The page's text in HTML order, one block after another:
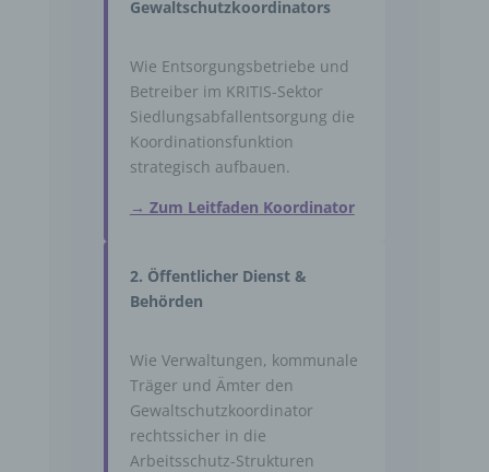
Gewaltschutzkoordinators
Wie Entsorgungsbetriebe und
Betreiber im KRITIS-Sektor
Siedlungsabfallentsorgung die
Koordinationsfunktion
strategisch aufbauen.
→ Zum Leitfaden Koordinator
2. Öffentlicher Dienst &
Behörden
Wie Verwaltungen, kommunale
Träger und Ämter den
Gewaltschutzkoordinator
rechtssicher in die
Arbeitsschutz-Strukturen